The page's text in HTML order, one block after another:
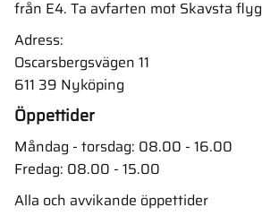
från E4. Ta avfarten mot Skavsta
Adress:
Oscarsbergsvägen 11
611 39 Nyköping
Öppettider
Måndag - torsdag: 08.00 - 16.00
Fredag: 08.00 - 15.00
Alla och avvikande öppettider